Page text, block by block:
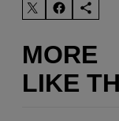
MORE
LIKE